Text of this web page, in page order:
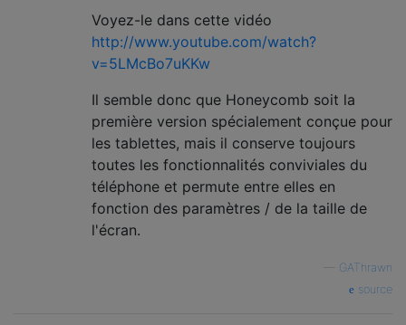
Voyez-le dans cette vidéo
http://www.youtube.com/watch?
v=5LMcBo7uKKw
Il semble donc que Honeycomb soit la
première version spécialement conçue pour
les tablettes, mais il conserve toujours
toutes les fonctionnalités conviviales du
téléphone et permute entre elles en
fonction des paramètres / de la taille de
l'écran.
GAThrawn
source